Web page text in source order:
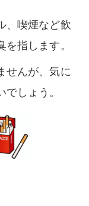
、喫煙など飲
指します。
せんが、気に
しょう。